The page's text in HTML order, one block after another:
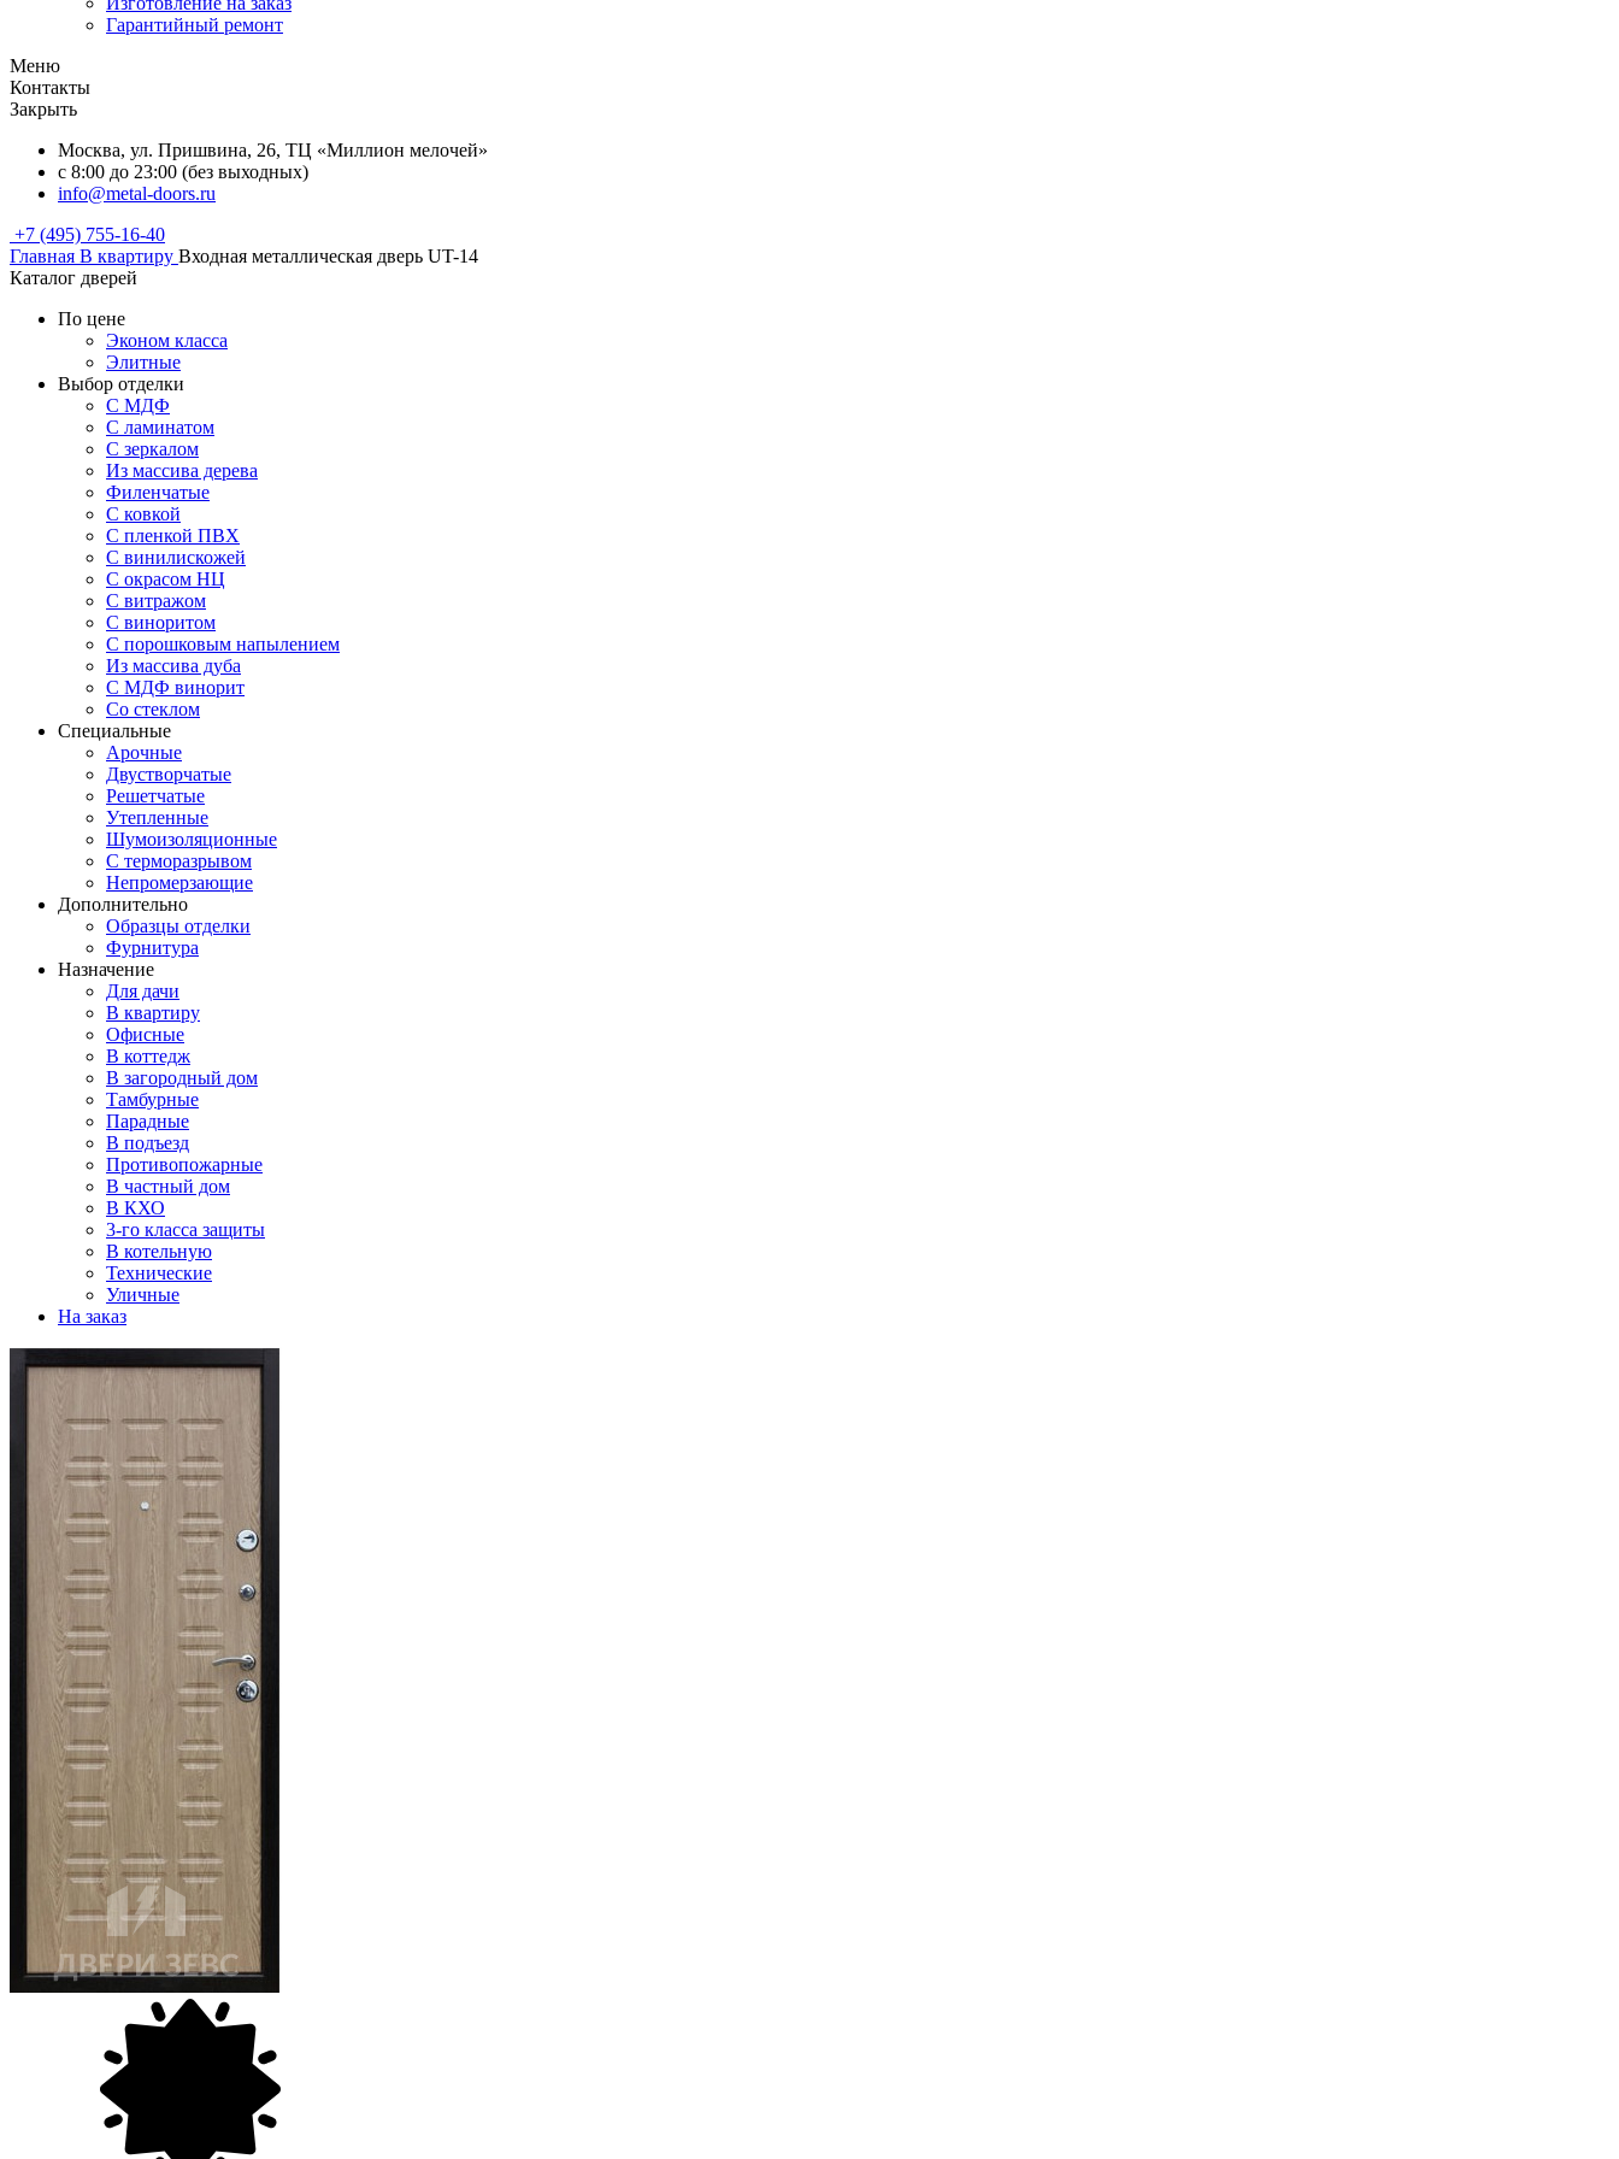
Гарантийный ремонт
Меню
Контакты
Закрыть
Москва, ул. Пришвина, 26, ТЦ «Миллион мелочей»
с 8:00 до 23:00 (без выходных)
info@metal-doors.ru
+7 (495) 755-16-40
Главная В квартиру Входная металлическая дверь UT-14
Каталог дверей
По цене
Эконом класса
Элитные
Выбор отделки
С МДФ
С ламинатом
С зеркалом
Из массива дерева
Филенчатые
С ковкой
С пленкой ПВХ
С винилискожей
С окрасом НЦ
С витражом
С виноритом
С порошковым напылением
Из массива дуба
С МДФ винорит
Со стеклом
Специальные
Арочные
Двустворчатые
Решетчатые
Утепленные
Шумоизоляционные
С терморазрывом
Непромерзающие
Дополнительно
Образцы отделки
Фурнитура
Назначение
Для дачи
В квартиру
Офисные
В коттедж
В загородный дом
Тамбурные
Парадные
В подъезд
Противопожарные
В частный дом
В КХО
3-го класса защиты
В котельную
Технические
Уличные
На заказ